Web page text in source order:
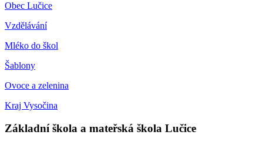
Obec Lučice
Vzdělávání
Mléko do škol
Šablony
Ovoce a zelenina
Kraj Vysočina
Základní škola a mateřská škola Lučice